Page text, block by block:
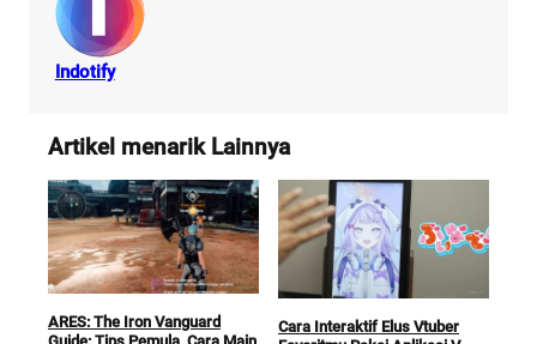
Indotify
Artikel menarik Lainnya
ARES: The Iron Vanguard
Cara Interaktif Elus Vtuber